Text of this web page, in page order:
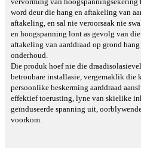
word deur die hang en aftakeling van
aftakeling, en sal nie veroorsaak nie
en hoogspanning lont as gevolg van
aftakeling van aarddraad op grond
onderhoud.
Die produk hoef nie die
betroubare installasie, vergemaklik die
persoonlike beskerming aarddraad
effektief toerusting, lyne van skielike
geïnduseerde spanning uit,
voorkom.